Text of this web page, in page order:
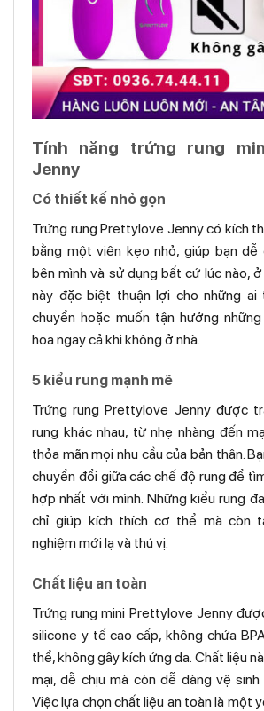
Tính năng trứng rung
Jenny
Có thiết kế nhỏ gọn
Trứng rung Prettylove Jenny có kích
bằng một viên kẹo nhỏ, giúp bạn dễ
bên mình và sử dụng bất cứ lúc nào,
này đặc biệt thuận lợi cho những ai
chuyển hoặc muốn tận hưởng
hoa ngay cả khi không ở nhà.
5 kiểu rung mạnh mẽ
Trứng rung Prettylove Jenny được
rung khác nhau, từ nhẹ nhàng đến
thỏa mãn mọi nhu cầu của bản thân.
chuyển đổi giữa các chế độ rung để
hợp nhất với mình. Những kiểu rung
chỉ giúp kích thích cơ thể mà còn
nghiệm mới lạ và thú vị.
Chất liệu an toàn
Trứng rung mini Prettylove Jenny
silicone y tế cao cấp, không chứa
thể, không gây kích ứng da. Chất liệu
mại, dễ chịu mà còn dễ dàng vệ sinh
Việc lựa chọn chất liệu an toàn là một